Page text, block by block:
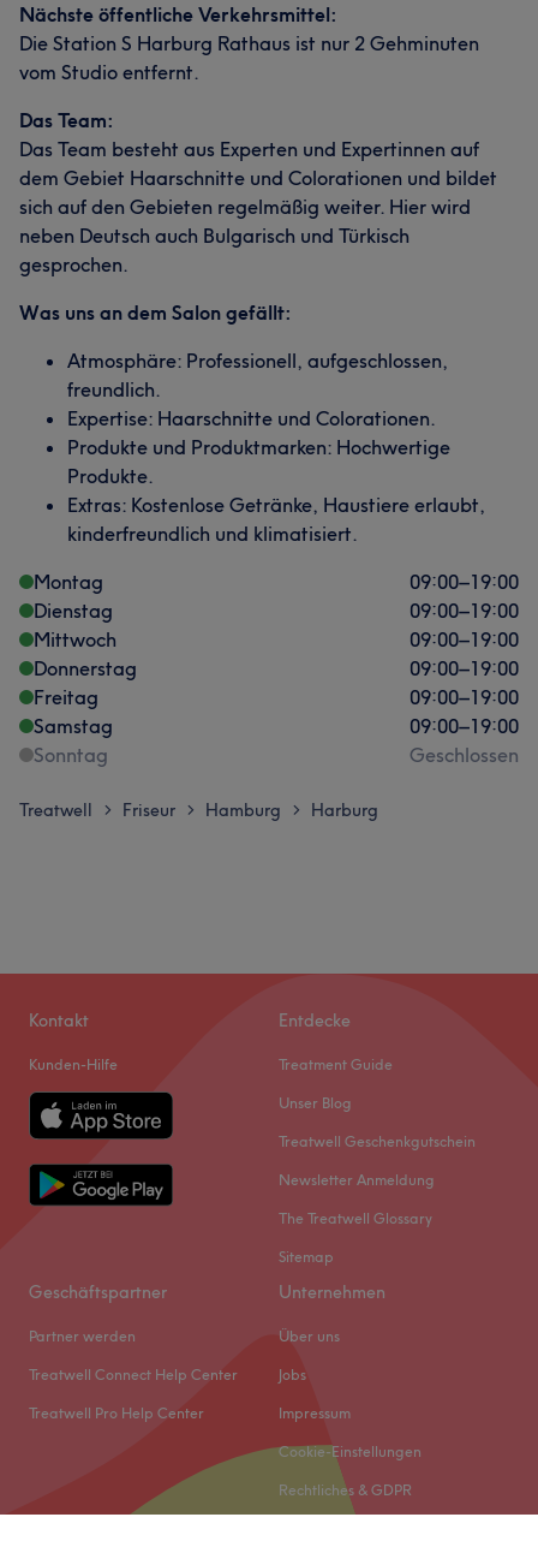
Nächste öffentliche Verkehrsmittel:
Die Station S Harburg Rathaus ist nur 2 Gehminuten
vom Studio entfernt.
Das Team:
Das Team besteht aus Experten und Expertinnen auf
dem Gebiet Haarschnitte und Colorationen und bildet
sich auf den Gebieten regelmäßig weiter. Hier wird
neben Deutsch auch Bulgarisch und Türkisch
gesprochen.
Was uns an dem Salon gefällt:
Atmosphäre: Professionell, aufgeschlossen,
freundlich.
Expertise: Haarschnitte und Colorationen.
Produkte und Produktmarken: Hochwertige
Produkte.
Extras: Kostenlose Getränke, Haustiere erlaubt,
kinderfreundlich und klimatisiert.
Montag
09:00–19:00
Dienstag
09:00–19:00
Mittwoch
09:00–19:00
Donnerstag
09:00–19:00
Freitag
09:00–19:00
Samstag
09:00–19:00
Sonntag
Geschlossen
Treatwell > Friseur > Hamburg > Harburg
Kontakt
Kunden-Hilfe
Entdecke
Treatment Guide
Unser Blog
Treatwell Geschenkgutschein
Newsletter Anmeldung
The Treatwell Glossary
Sitemap
Geschäftspartner
Partner werden
Treatwell Connect Help Center
Treatwell Pro Help Center
Unternehmen
Über uns
Jobs
Impressum
Cookie-Einstellungen
Rechtliches & GDPR